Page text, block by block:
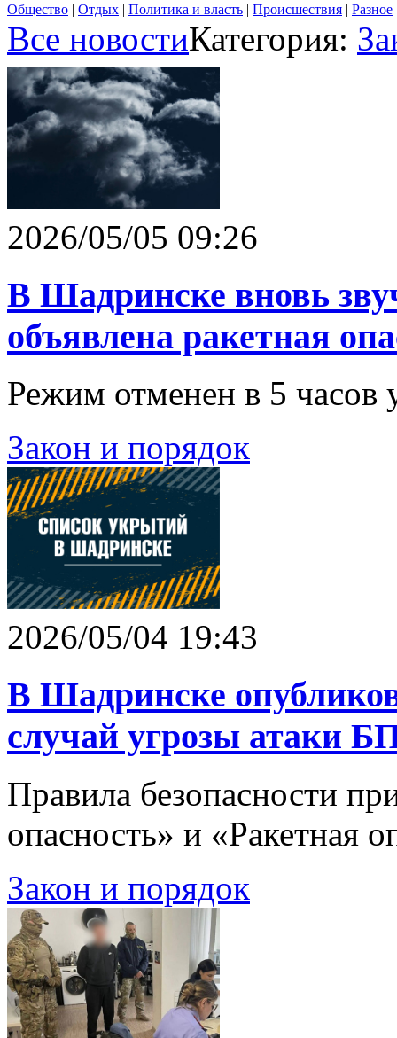
Общество | Отдых | Политика и власть | Происшествия | Разное
Все новостиКатегория:
2026/05/05 09:26
В Шадринске вновь
объявлена ракетная
Режим отменен в 5 часов
Закон и порядок
2026/05/04 19:43
В Шадринске
случай угрозы атаки
Правила безопасности
опасность» и «Ракетная
Закон и порядок